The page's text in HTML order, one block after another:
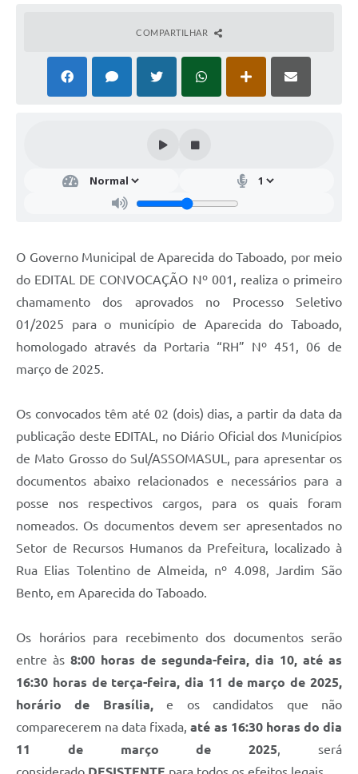
COMPARTILHAR
O Governo Municipal de Aparecida do Taboado, por meio
do EDITAL DE CONVOCAÇÃO Nº 001, realiza o primeiro
chamamento dos aprovados no Processo Seletivo
01/2025 para o município de Aparecida do Taboado,
homologado através da Portaria “RH” Nº 451, 06 de
março de 2025.
Os convocados têm até 02 (dois) dias, a partir da data da
publicação deste EDITAL, no Diário Oficial dos Municípios
de Mato Grosso do Sul/ASSOMASUL, para apresentar os
documentos abaixo relacionados e necessários para a
posse nos respectivos cargos, para os quais foram
nomeados. Os documentos devem ser apresentados no
Setor de Recursos Humanos da Prefeitura, localizado à
Rua Elias Tolentino de Almeida, nº 4.098, Jardim São
Bento, em Aparecida do Taboado.
Os horários para recebimento dos documentos serão
entre às 8:00 horas de segunda-feira, dia 10, até as
16:30 horas de terça-feira, dia 11 de março de 2025,
horário de Brasília,e os candidatos que não
comparecerem na data fixada, até as 16:30 horas do dia
11 de março de 2025, será